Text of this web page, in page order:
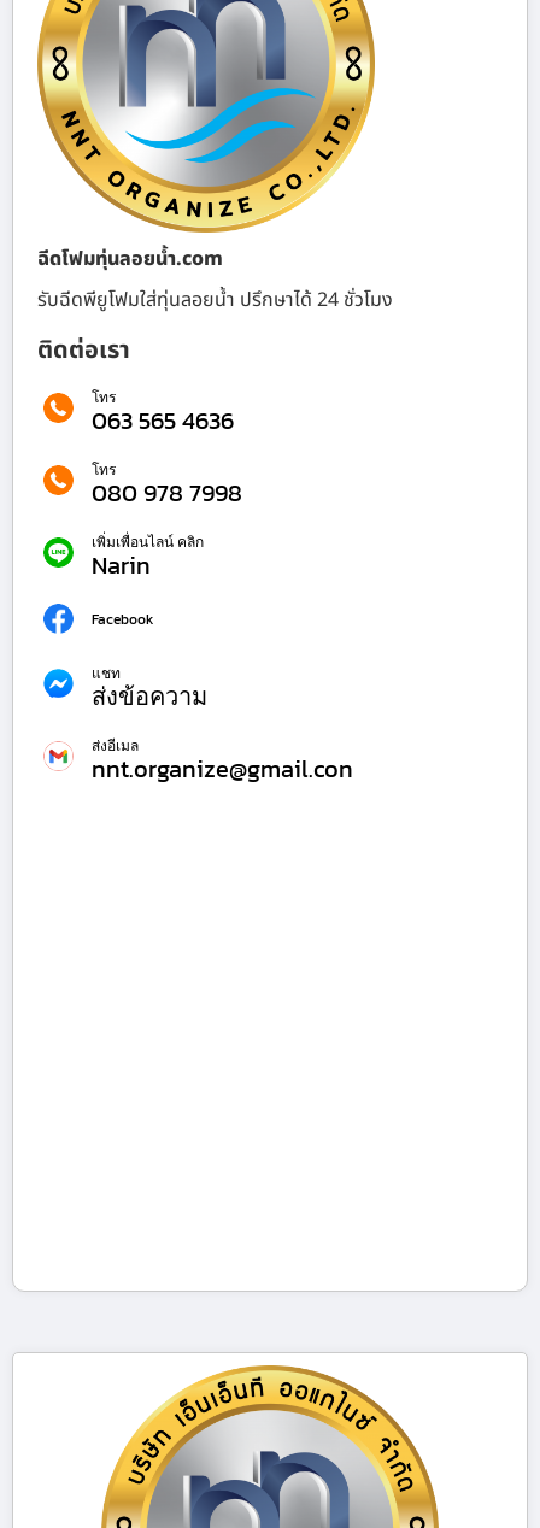
ฉีดโฟมทุ่นลอยน้ำ.com
รับฉีดพียูโฟมใส่ทุ่นลอยน้ำ ปรึกษาได้ 24 ชั่วโมง
ติดต่อเรา
โทร
063 565 4636
โทร
080 978 7998
เพิ่มเพื่อนไลน์ คลิก
Narin
Facebook
แชท
ส่งข้อความ
ส่งอีเมล
nnt.organize@gmail.con